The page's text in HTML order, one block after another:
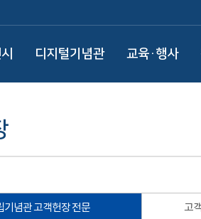
디지털기념관 교육·행사
기념관 고객헌장 전문 고